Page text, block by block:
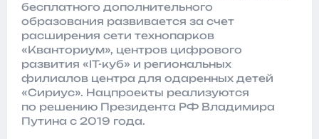
бесплатного дополнительного
образования развивается за счет
расширения сети технопарков
«Кванториум», центров цифрового
развития «IT-куб» и региональных
филиалов центра для одаренных детей
«Сириус». Нацпроекты реализуются
по решению Президента РФ Владимира
Путина с 2019 года.